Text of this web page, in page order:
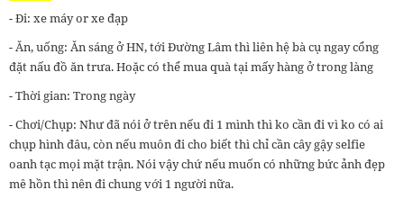
- Đi: xe máy or xe đạp
- Ăn, uống: Ăn sáng ở HN, tới Đường Lâm thì liên hệ bà cụ ngay cổng
đặt nấu đồ ăn trưa. Hoặc có thể mua quà tại mấy hàng ở trong làng
- Thời gian: Trong ngày
- Chơi/Chụp: Như đã nói ở trên nếu đi 1 mình thì ko cần đi vì ko có ai
chụp hình đâu, còn nếu muôn đi cho biết thì chỉ cần cây gậy selfie
oanh tạc mọi mặt trận. Nói vậy chứ nếu muốn có những bức ảnh đẹp
mê hồn thì nên đi chung với 1 người nữa.